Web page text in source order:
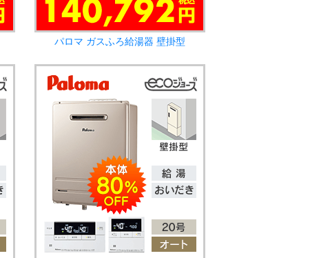
パロマ ガスふろ給湯器 壁掛型